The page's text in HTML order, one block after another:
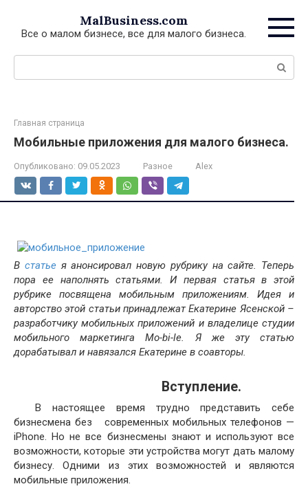
контенту
MalBusiness.com
Все о малом бизнесе, все для малого бизнеса.
Поиск:
Главная страница
Мобильные приложения для малого бизнеса.
Опубликовано: 09.05.2023 Разное Alex
В статьея анонсировал новую рубрику на сайте. Теперь
пора ее наполнять статьями. И первая статья в этой
рубрике посвящена мобильным приложениям. Идея и
авторство этой статьи принадлежат Екатерине Ясенской –
разработчику мобильных приложений и владелице студии
мобильного маркетинга Mo-bi-le. Я же эту статью
дорабатывал и навязался Екатерине в соавторы.
Вступление.
В настоящее время трудно представить себе
бизнесмена без современных мобильных телефонов —
iPhone. Но не все бизнесмены знают и используют все
возможности, которые эти устройства могут дать малому
бизнесу. Одними из этих возможностей и являются
мобильные приложения.